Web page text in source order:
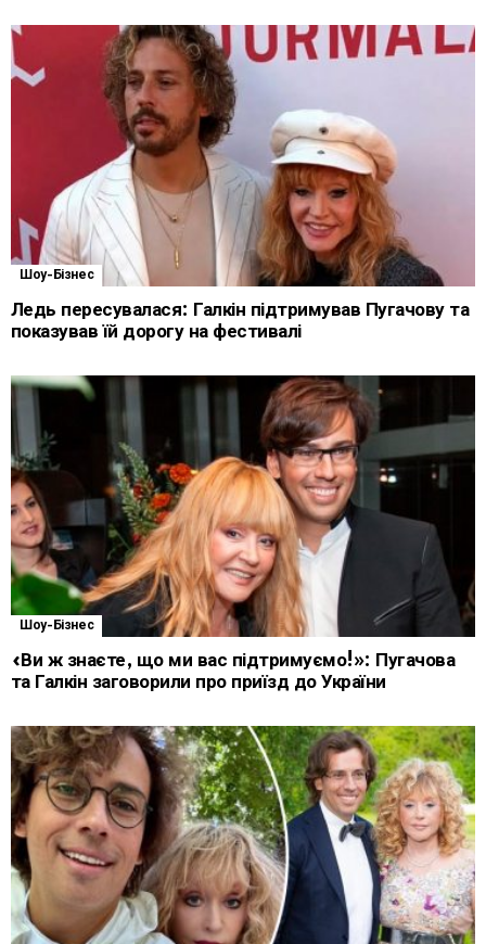
Шоу-Бізнес
Ледь пересувалася: Галкін підтримував Пугачову та
показував їй дорогу на фестивалі
Шоу-Бізнес
«Ви ж знаєте, що ми вас підтримуємо!»: Пугачова
та Галкін заговорили про приїзд до України